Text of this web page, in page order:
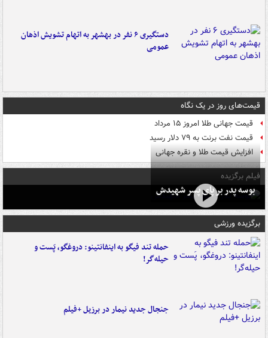
دستگیری ۶ نفر در بهشهر به اتهام تشویش اذهان
عمومی
قیمت‌های روز در یک نگاه
قیمت جهانی طلا امروز ۱۵ مرداد
قیمت نفت برنت به ۷۹ دلار رسید
افزایش قیمت طلا و نقره جهانی
فیلم برگزیده
بوسه‌ پدر بر پای پسر شهیدش
برگزیده ورزشی
حمله تند فیگو به اینفانتینو: دروغگو، پَست‌ و
حیله‌گر!
جنجال جدید نیمار در برزیل +فیلم